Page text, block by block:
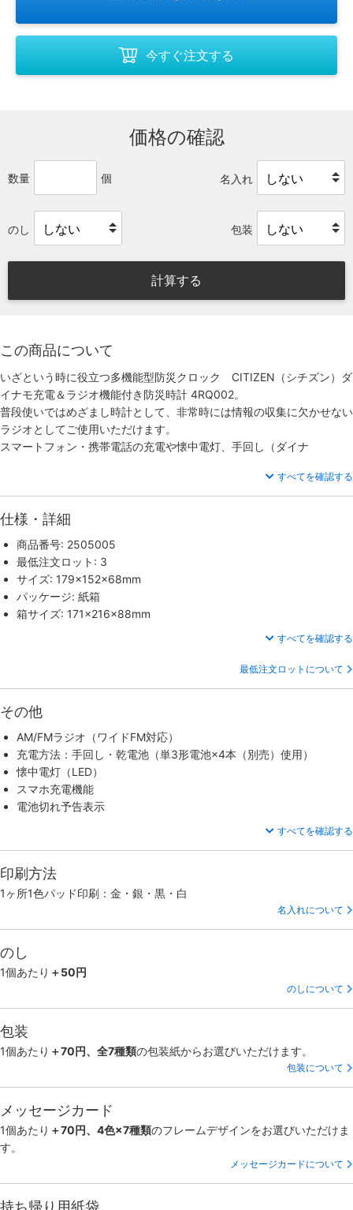
今すぐ注文する
価格の確認
数量 個 名入れ
のし 包装
計算する
この商品について
いざという時に役立つ多機能型防災クロック CITIZEN（シチズン）ダ
イナモ充電＆ラジオ機能付き防災時計 4RQ002。
普段使いではめざまし時計として、非常時には情報の収集に欠かせない
ラジオとしてご使用いただけます。
スマートフォン・携帯電話の充電や懐中電灯、手回し（ダイナ
すべてを確認する
仕様・詳細
商品番号: 2505005
最低注文ロット: 3
サイズ: 179×152×68mm
パッケージ: 紙箱
箱サイズ: 171×216×88mm
すべてを確認する
最低注文ロットについて
その他
AM/FMラジオ（ワイドFM対応）
充電方法：手回し・乾電池（単3形電池×4本（別売）使用）
懐中電灯（LED）
スマホ充電機能
電池切れ予告表示
すべてを確認する
印刷方法
1ヶ所1色パッド印刷：金・銀・黒・白
名入れについて
のし
1個あたり ＋50円
のしについて
包装
1個あたり ＋70円、全7種類の包装紙からお選びいただけます。
包装について
メッセージカード
1個あたり ＋70円、4色×7種類のフレームデザインをお選びいただけま
す。
メッセージカードについて
持ち帰り用紙袋